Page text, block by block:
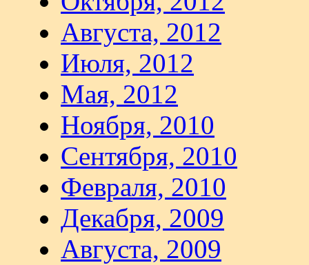
Августа, 2012
Июля, 2012
Мая, 2012
Ноября, 2010
Сентября, 2010
Февраля, 2010
Декабря, 2009
Августа, 2009